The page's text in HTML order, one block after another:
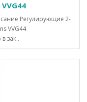
Регулирующие 2-
VVG44
зак..